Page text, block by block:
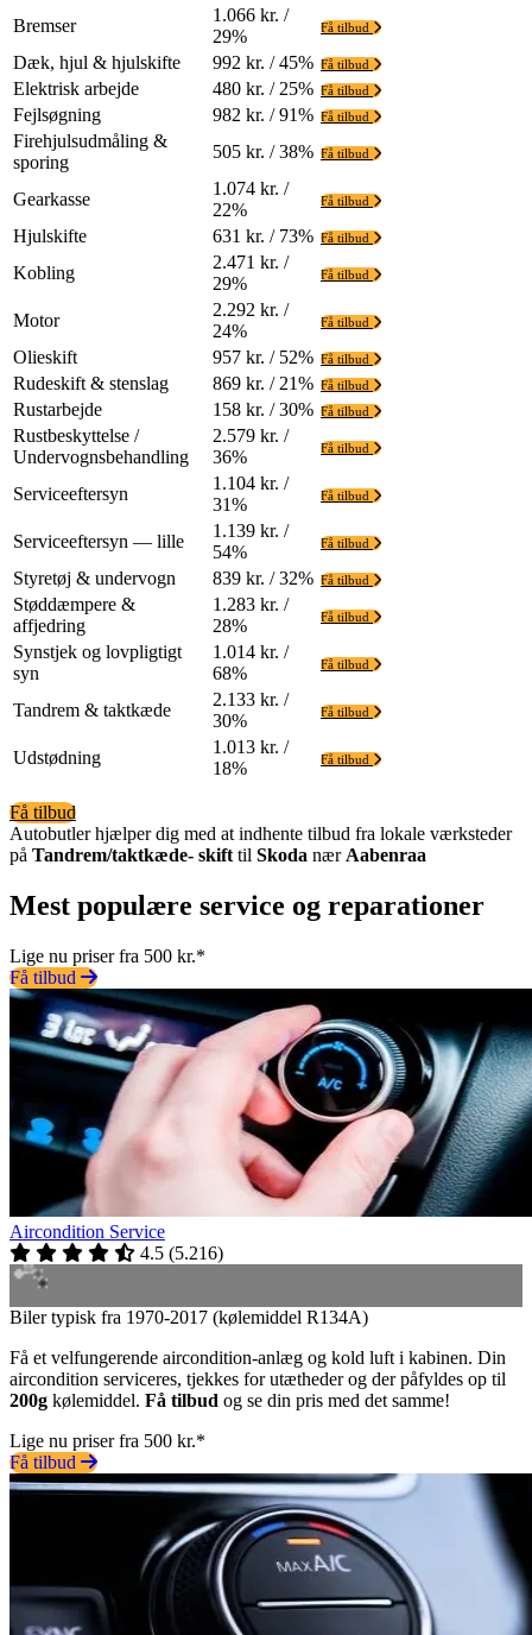
Bremser
1.066 kr. /
29%
Få tilbud
Dæk, hjul & hjulskifte 992 kr. / 45% Få tilbud
Elektrisk arbejde 480 kr. / 25% Få tilbud
Fejlsøgning 982 kr. / 91% Få tilbud
Firehjulsudmåling &
sporing
505 kr. / 38% Få tilbud
Gearkasse
1.074 kr. /
22%
Få tilbud
Hjulskifte 631 kr. / 73% Få tilbud
Kobling
2.471 kr. /
29%
Få tilbud
Motor
2.292 kr. /
24%
Få tilbud
Olieskift 957 kr. / 52% Få tilbud
Rudeskift & stenslag 869 kr. / 21% Få tilbud
Rustarbejde 158 kr. / 30% Få tilbud
Rustbeskyttelse /
Undervognsbehandling
2.579 kr. /
36%
Få tilbud
Serviceeftersyn
1.104 kr. /
31%
Få tilbud
Serviceeftersyn — lille
1.139 kr. /
54%
Få tilbud
Styretøj & undervogn 839 kr. / 32% Få tilbud
Støddæmpere &
affjedring
1.283 kr. /
28%
Få tilbud
Synstjek og lovpligtigt
syn
1.014 kr. /
68%
Få tilbud
Tandrem & taktkæde
2.133 kr. /
30%
Få tilbud
Udstødning
1.013 kr. /
18%
Få tilbud
Få tilbud
Autobutler hjælper dig med at indhente tilbud fra lokale værksteder
på Tandrem/taktkæde- skift til Skoda nær Aabenraa
Mest populære service og reparationer
Lige nu priser fra 500 kr.*
Få tilbud
Aircondition Service
4.5 (5.216)
Biler typisk fra 1970-2017 (kølemiddel R134A)
Få et velfungerende aircondition-anlæg og kold luft i kabinen. Din
aircondition serviceres, tjekkes for utætheder og der påfyldes op til
200g kølemiddel. Få tilbud og se din pris med det samme!
Lige nu priser fra 500 kr.*
Få tilbud